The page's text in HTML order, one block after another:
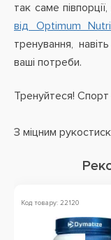
так саме півпорції,
від Optimum
тренування,
ваші потреби.
Тренуйтеся!
З міцним
Код товару: 22120